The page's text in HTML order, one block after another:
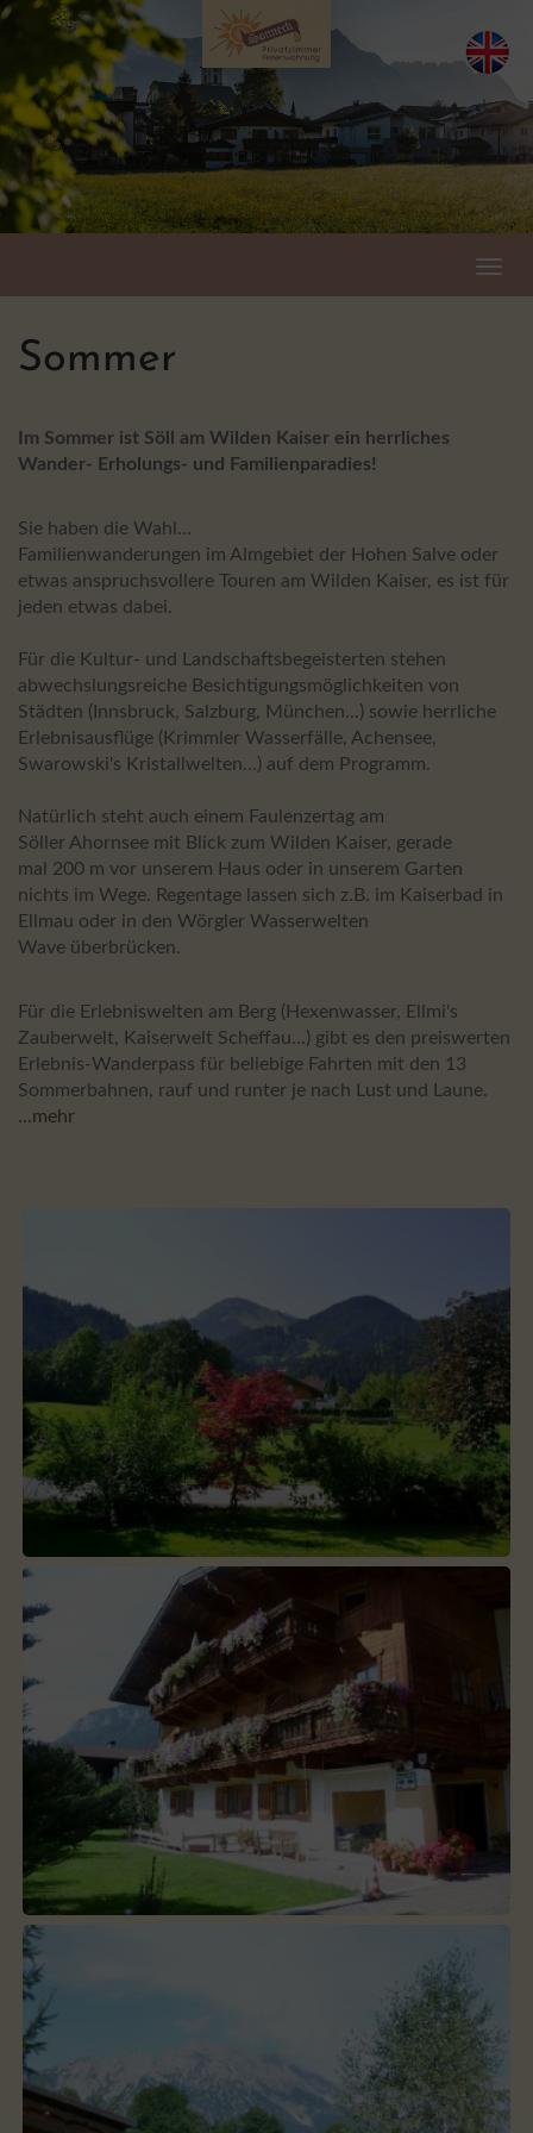
Sommer
Im Sommer ist Söll am Wilden Kaiser ein herrliches
Wander- Erholungs- und Familienparadies!
Sie haben die Wahl...
Familienwanderungen im Almgebiet der Hohen Salve oder
etwas anspruchsvollere Touren am Wilden Kaiser, es ist für
jeden etwas dabei.
Für die Kultur- und Landschaftsbegeisterten stehen
abwechslungsreiche Besichtigungsmöglichkeiten von
Städten (Innsbruck, Salzburg, München...) sowie herrliche
Erlebnisausflüge (Krimmler Wasserfälle, Achensee,
Swarowski's Kristallwelten...) auf dem Programm.
Natürlich steht auch einem Faulenzertag am
Söller Ahornsee mit Blick zum Wilden Kaiser, gerade
mal 200 m vor unserem Haus oder in unserem Garten
nichts im Wege. Regentage lassen sich z.B. im Kaiserbad in
Ellmau oder in den Wörgler Wasserwelten
Wave überbrücken.
Für die Erlebniswelten am Berg (Hexenwasser, Ellmi's
Zauberwelt, Kaiserwelt Scheffau...) gibt es den preiswerten
Erlebnis-Wanderpass für beliebige Fahrten mit den 13
Sommerbahnen, rauf und runter je nach Lust und Laune.
...mehr